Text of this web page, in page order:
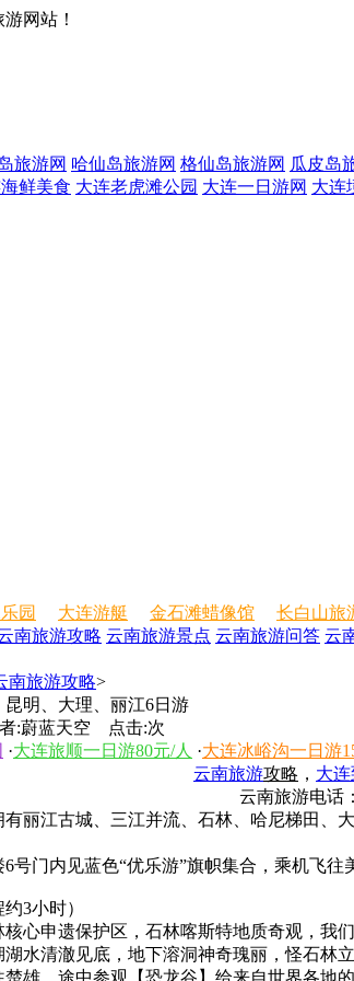
网站！
旅游网 哈仙岛旅游网 格仙岛旅游网 瓜皮岛
鲜美食 大连老虎滩公园 大连一日游网 大连
园 大连游艇 金石滩蜡像馆 长白山旅
南旅游攻略 云南旅游景点 云南旅游问答 云
南旅游攻略>
明、大理、丽江6日游
:蔚蓝天空 点击:次
·大连旅顺一日游80元/人 ·大连冰峪沟一日游
云南旅游攻略 ， 大
云南旅游电话
丽江古城、三江并流、石林、哈尼梯田
号门内见蓝色“优乐游”旗帜集合，乘机飞
3小时）
心申遗保护区，石林喀斯特地质奇观，
水清澈见底，地下溶洞神奇瑰丽，怪石
雄，途中参观【恐龙谷】给来自世界各